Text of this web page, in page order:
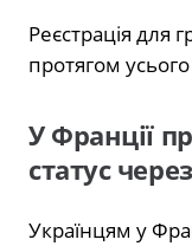
Реєстрація для
протягом
У Франції
статус
Українцям у